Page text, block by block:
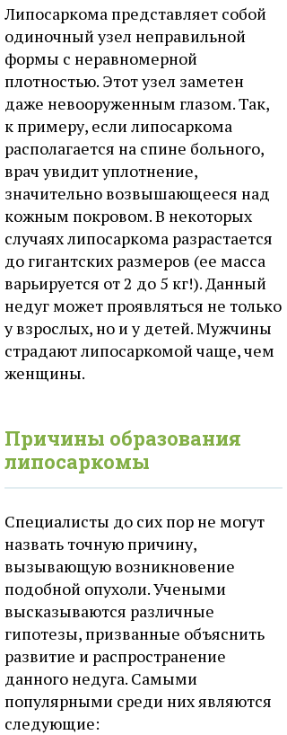
Липосаркома представляет собой
одиночный узел неправильной
формы с неравномерной
плотностью. Этот узел заметен
даже невооруженным глазом. Так,
к примеру, если липосаркома
располагается на спине больного,
врач увидит уплотнение,
значительно возвышающееся над
кожным покровом. В некоторых
случаях липосаркома разрастается
до гигантских размеров (ее масса
варьируется от 2 до 5 кг!). Данный
недуг может проявляться не только
у взрослых, но и у детей. Мужчины
страдают липосаркомой чаще, чем
женщины.
Причины образования
липосаркомы
Специалисты до сих пор не могут
назвать точную причину,
вызывающую возникновение
подобной опухоли. Учеными
высказываются различные
гипотезы, призванные объяснить
развитие и распространение
данного недуга. Самыми
популярными среди них являются
следующие: